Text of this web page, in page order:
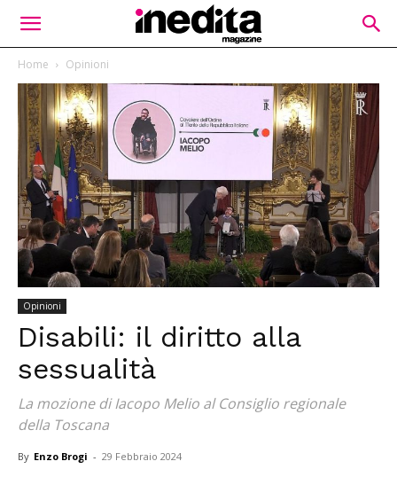
Home Opinioni
Opinioni
Disabili: il diritto alla
sessualità
La mozione di Iacopo Melio al Consiglio regionale
della Toscana
By Enzo Brogi - 29 Febbraio 2024